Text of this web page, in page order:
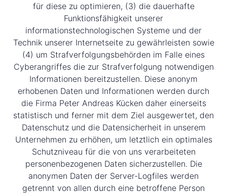
für diese zu optimieren, (3) die dauerhafte
Funktionsfähigkeit unserer
informationstechnologischen Systeme und der
Technik unserer Internetseite zu gewährleisten sowie
(4) um Strafverfolgungsbehörden im Falle eines
Cyberangriffes die zur Strafverfolgung notwendigen
Informationen bereitzustellen. Diese anonym
erhobenen Daten und Informationen werden durch
die Firma Peter Andreas Kücken daher einerseits
statistisch und ferner mit dem Ziel ausgewertet, den
Datenschutz und die Datensicherheit in unserem
Unternehmen zu erhöhen, um letztlich ein optimales
Schutzniveau für die von uns verarbeiteten
personenbezogenen Daten sicherzustellen. Die
anonymen Daten der Server-Logfiles werden
getrennt von allen durch eine betroffene Person